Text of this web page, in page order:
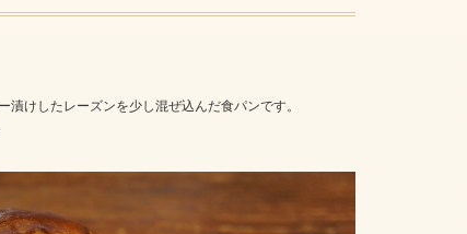
けしたレーズンを少し混ぜ込んだ食パンです。